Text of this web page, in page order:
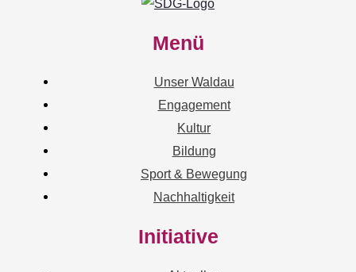
Menü
Unser Waldau
Engagement
Kultur
Bildung
Sport & Bewegung
Nachhaltigkeit
Initiative